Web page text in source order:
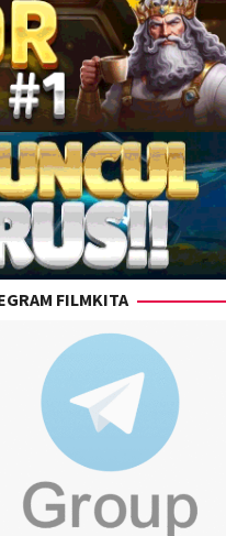
tempat yang praktis dan
FILMKITA